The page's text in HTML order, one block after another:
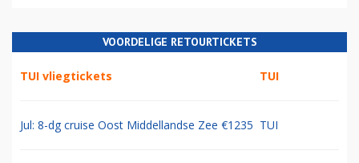
VOORDELIGE RETOURTICKETS
TUI vliegtickets TUI
Jul: 8-dg cruise Oost Middellandse Zee €1235 TUI